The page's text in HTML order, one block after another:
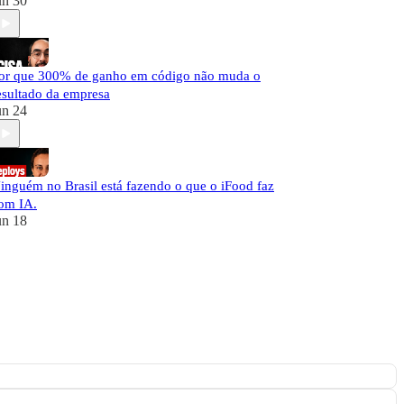
que 300% de ganho em código não muda o
da empresa
24
no Brasil está fazendo o que o iFood faz
IA.
18